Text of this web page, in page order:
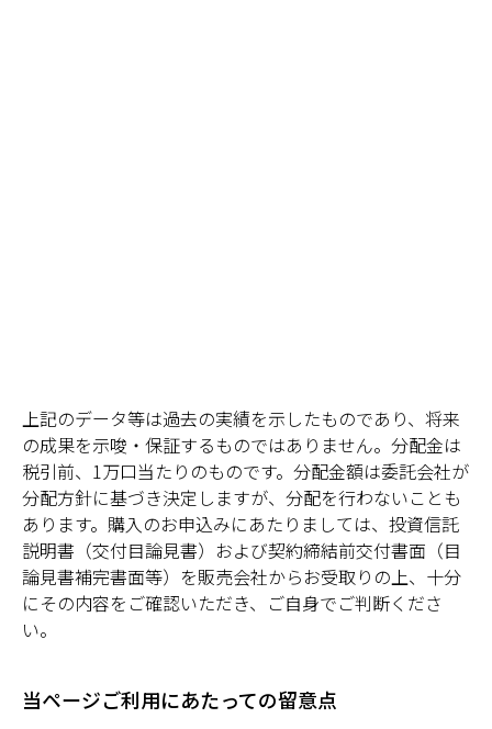
上記のデータ等は過去の実績を示したものであり、将来
の成果を示唆・保証するものではありません。 分配金は
税引前、1万口当たりのものです。分配金額は委託会社が
分配方針に基づき決定しますが、分配を行わないことも
あります。購入のお申込みにあたりましては、投資信託
説明書（交付目論見書）および契約締結前交付書面（目
論見書補完書面等）を販売会社からお受取りの上、十分
にその内容をご確認いただき、ご自身でご判断くださ
い。
当ページご利用にあたっての留意点